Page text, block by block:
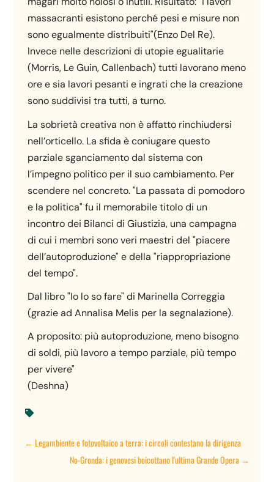
massacranti esistono perché pesi e misure non
sono egualmente distribuiti"(Enzo Del Re).
Invece nelle descrizioni di utopie egualitarie
(Morris, Le Guin, Callenbach) tutti lavorano meno
ore e sia lavori pesanti e ingrati che la creazione
sono suddivisi tra tutti, a turno.
La sobrietà creativa non è affatto rinchiudersi
nell’orticello. La sfida è coniugare questo
parziale sganciamento dal sistema con
l’impegno politico per il suo cambiamento. Per
scendere nel concreto. "La passata di pomodoro
e la politica" fu il memorabile titolo di un
incontro dei Bilanci di Giustizia, una campagna
di cui i membri sono veri maestri del "piacere
dell’autoproduzione" e della "riappropriazione
del tempo".
Dal libro "Io lo so fare" di Marinella Correggia
(grazie ad Annalisa Melis per la segnalazione).
A proposito: più autoproduzione, meno bisogno
di soldi, più lavoro a tempo parziale, più tempo
per vivere"
(Deshna)

←Legambiente e fotovoltaico a terra: i circoli contestano la dirigenza
No-Gronda: i genovesi boicottano l'ultima Grande Opera →